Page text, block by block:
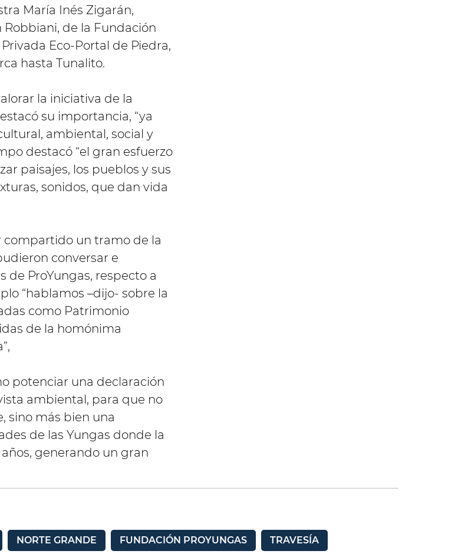
María Inés Zigarán,
de la Fundación
Eco-Portal de Piedra,
hasta Tunalito.
la iniciativa de la
su importancia, “ya
ambiental, social y
destacó “el gran esfuerzo
paisajes, los pueblos y sus
sonidos, que dan vida
compartido un tramo de la
conversar e
ProYungas, respecto a
“hablamos –dijo- sobre la
como Patrimonio
de la homónima
potenciar una declaración
ambiental, para que no
sino más bien una
de las Yungas donde la
generando un gran
NORTE GRANDE FUNDACIÓN PROYUNGAS TRAVESÍA